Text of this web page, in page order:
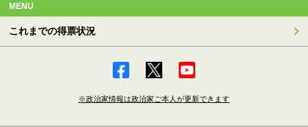
MENU
これまでの得票状況
※政治家情報は政治家ご本人が更新できます